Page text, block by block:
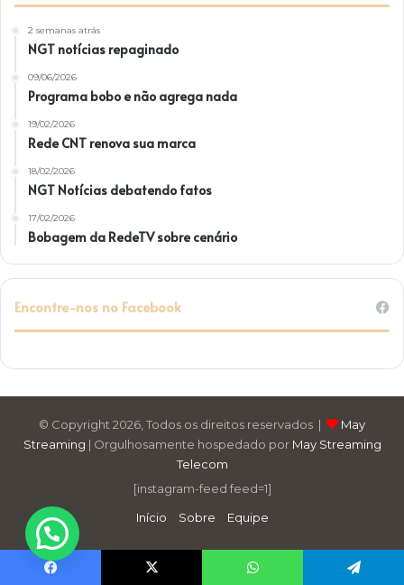
2 semanas atrás
NGT notícias repaginado
09/06/2026
Programa bobo e não agrega nada
19/02/2026
Rede CNT renova sua marca
18/02/2026
NGT Notícias debatendo fatos
17/02/2026
Bobagem da RedeTV sobre cenário
Encontre-nos no Facebook
© Copyright 2026, Todos os direitos reservados |
May
Streaming | Orgulhosamente hospedado por May Streaming
Telecom
[instagram-feed feed=1]
Início
Sobre Equipe